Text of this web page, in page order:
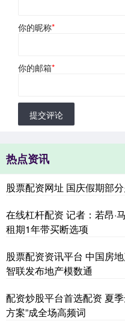
你的昵称*
你的邮箱*
提交评论
热点资讯
股票配资网址 国庆假期部
在线杠杆配资 记者：若昂·
租期1年带买断选项
股票配资资讯平台 中国房
智联发布地产模数通
配资炒股平台首选配资 夏
方案”成全场高频词